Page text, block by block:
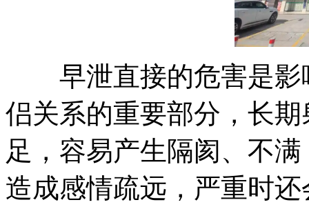
早泄直接的危害是影
侣关系的重要部分，长
足，容易产生隔阂、不
造成感情疏远，严重时